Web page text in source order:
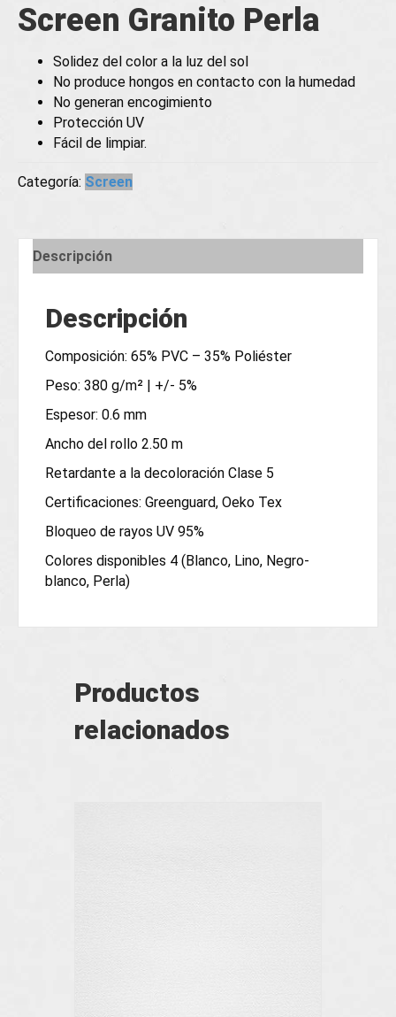
Screen Granito Perla
Solidez del color a la luz del sol
No produce hongos en contacto con la humedad
No generan encogimiento
Protección UV
Fácil de limpiar.
Categoría: Screen
Descripción
Descripción
Composición: 65% PVC – 35% Poliéster
Peso: 380 g/m² | +/- 5%
Espesor: 0.6 mm
Ancho del rollo 2.50 m
Retardante a la decoloración Clase 5
Certificaciones: Greenguard, Oeko Tex
Bloqueo de rayos UV 95%
Colores disponibles 4 (Blanco, Lino, Negro-
blanco, Perla)
Productos
relacionados